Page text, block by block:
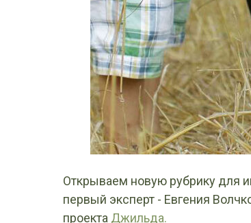
Открываем новую рубрику для
первый эксперт - Евгения
проекта Джильда.